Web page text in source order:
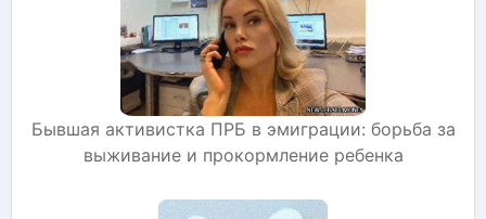
Бывшая активистка ПРБ в эмиграции: борьба за
выживание и прокормление ребенка